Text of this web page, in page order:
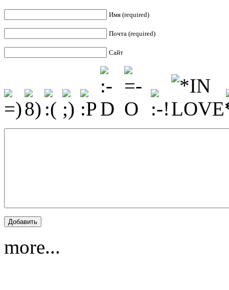
Имя (required)
Почта (required)
Сайт
more...